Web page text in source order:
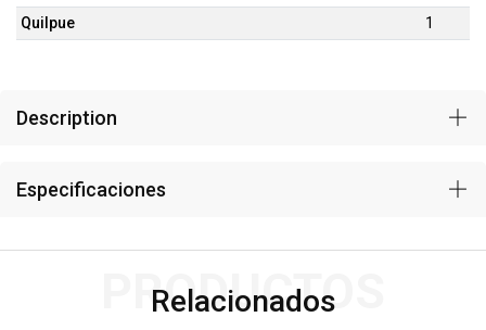
Quilpue
1
Description
Especificaciones
Relacionados
PRODUCTOS